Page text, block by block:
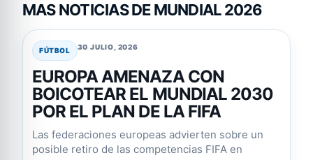
MAS NOTICIAS DE MUNDIAL 2026
FÚTBOL 30 JULIO, 2026
EUROPA AMENAZA CON
BOICOTEAR EL MUNDIAL 2030
POR EL PLAN DE LA FIFA
Las federaciones europeas advierten sobre un
posible retiro de las competencias FIFA en